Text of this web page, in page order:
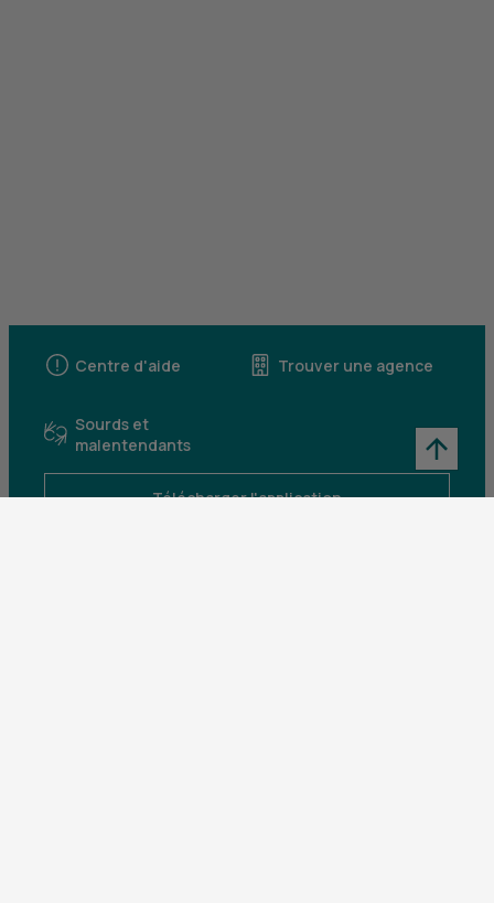
Centre d'aide Trouver une agence
Sourds et
malentendants
Télécharger l'application